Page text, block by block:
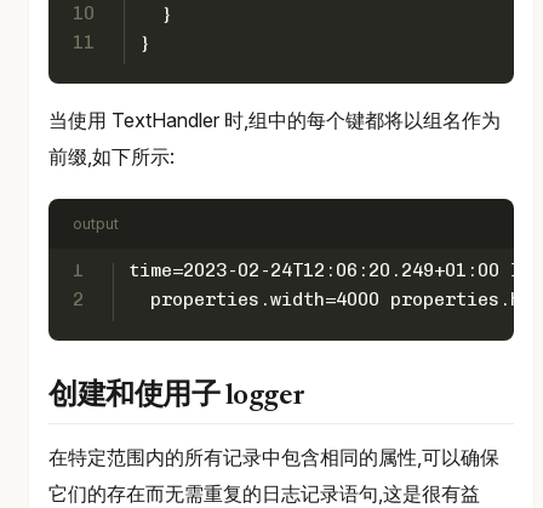
10
11
  }
}
当使用 TextHandler 时,组中的每个键都将以组名作为
前缀,如下所示:
output
1
2
time=2023-02-24T12:06:20.249+01:00
properties.width=4000
创建和使用子 logger
在特定范围内的所有记录中包含相同的属性,可以确保
它们的存在而无需重复的日志记录语句,这是很有益